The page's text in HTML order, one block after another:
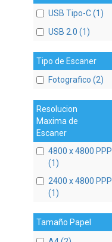
USB Tipo-C (1)
USB 2.0 (1)
Tipo de Escaner
Fotografico (2)
Resolucion
Maxima de
Escaner
4800 x 4800 PPP
(1)
2400 x 4800 PPP
(1)
Tamaño Papel